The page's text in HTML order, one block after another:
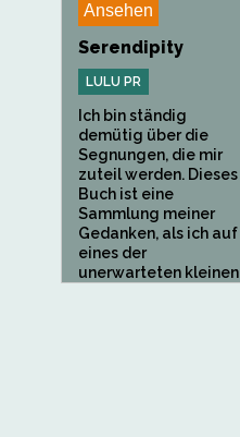
Ansehen
Serendipity
LULU PR
Ich bin ständig
demütig über die
Segnungen, die mir
zuteil werden. Dieses
Buch ist eine
Sammlung meiner
Gedanken, als ich auf
eines der
unerwarteten kleinen